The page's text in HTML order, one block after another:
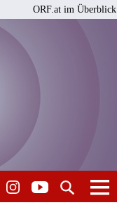
ORF.at im Überblick